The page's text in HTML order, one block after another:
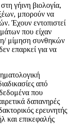
γήινη βιολογία,
μπορούν να
Έχουν εντοπιστεί
που είχαν
μίμηση συνθηκών
επαρκεί για να
από
που
δαπανηρές
ερευνητής
και επικεφαλής